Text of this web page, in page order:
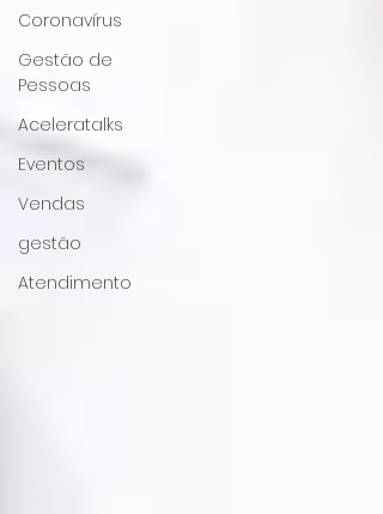
Coronavírus
Gestão de
Pessoas
Aceleratalks
Eventos
Vendas
gestão
Atendimento